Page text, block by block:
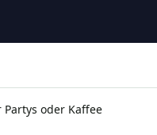
oder Kaffee